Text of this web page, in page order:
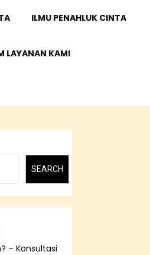
ILMU PENAHLUK CINTA
LAYANAN KAMI
SEARCH
– Konsultasi